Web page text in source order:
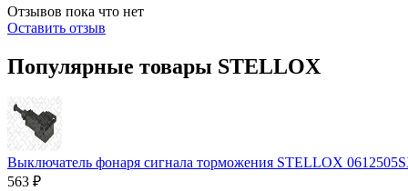
Отзывов пока что нет
Оставить отзыв
Популярные товары STELLOX
Выключатель фонаря сигнала торможения STELLOX
563 ₽